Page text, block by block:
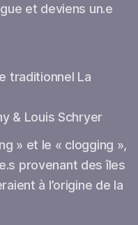
et deviens un.e
traditionnel La
& Louis Schryer
» et le « clogging »,
provenant des îles
à l’origine de la